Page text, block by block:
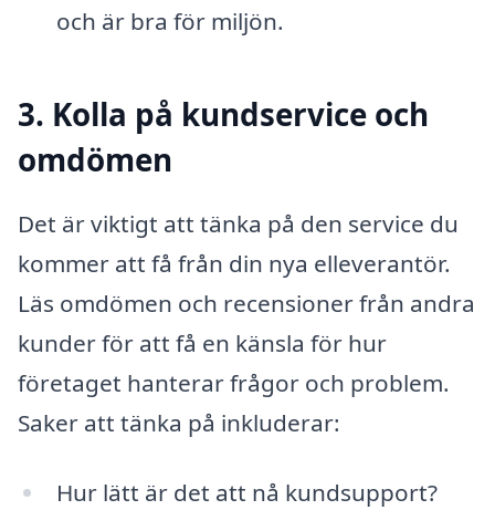
och är bra för miljön.
3. Kolla på kundservice och
omdömen
Det är viktigt att tänka på den service du
kommer att få från din nya elleverantör.
Läs omdömen och recensioner från andra
kunder för att få en känsla för hur
företaget hanterar frågor och problem.
Saker att tänka på inkluderar:
Hur lätt är det att nå kundsupport?